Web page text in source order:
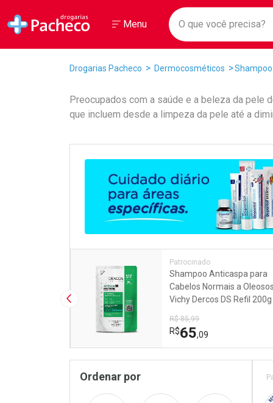
Drogarias Pacheco
Ir direto para a home
pela página
Ir direto para o conteúdo
Ir direto para a ajuda
Ir direto para o carrinho
Ir direto para o menu
Faça a sua
O que você
Menu
Abrir ou Fechar
Menu
Breadcrumb
Drogarias Pacheco Dermocosméticos Shampoo
Preocupados com a saúde e a beleza da
que incluem desde a limpeza da pele até a
Promoções em
Imagem Anterior
Patrocinado
Shampoo Anticaspa para
Cabelos Normais a Oleosos
Vichy Dercos DS Refil 200g
R$ 85,99
R$65,09
Sidebar
Ordenar por